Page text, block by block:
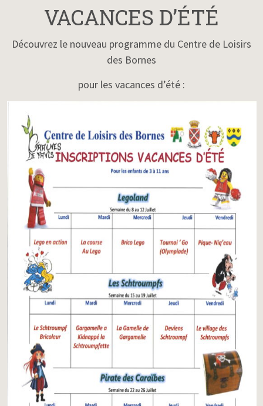
VACANCES D’ÉTÉ
Découvrez le nouveau programme du Centre de Loisirs
des Bornes
pour les vacances d’été :